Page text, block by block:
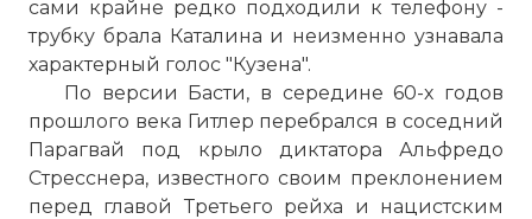
сами крайне редко подходили к телефону -
трубку брала Каталина и неизменно узнавала
характерный голос "Кузена".
По версии Басти, в середине 60-х годов
прошлого века Гитлер перебрался в соседний
Парагвай под крыло диктатора Альфредо
Стресснера, известного своим преклонением
перед главой Третьего рейха и нацистским
Вернуться в статью: Гитлер совершает